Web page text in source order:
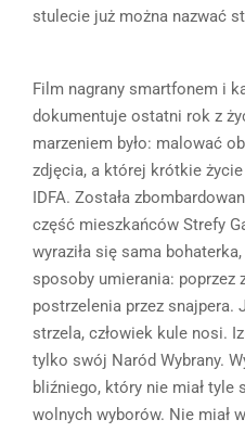
stulecie już można nazwać
Film nagrany smartfonem i
dokumentuje ostatni rok z
marzeniem było: malować
zdjęcia, a której krótkie
IDFA. Została
część mieszkańców Strefy
wyraziła się sama
sposoby umierania: poprzez
postrzelenia przez snajpera.
strzela, człowiek kule nosi.
tylko swój Naród Wybrany.
bliźniego, który nie miał tyle
wolnych wyborów. Nie miał